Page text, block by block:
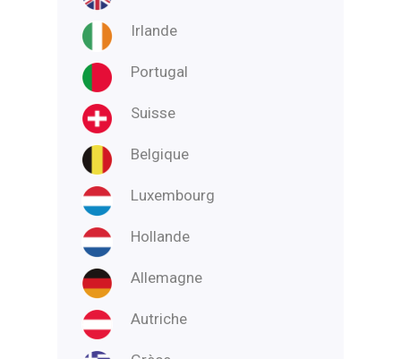
Irlande
Portugal
Suisse
Belgique
Luxembourg
Hollande
Allemagne
Autriche